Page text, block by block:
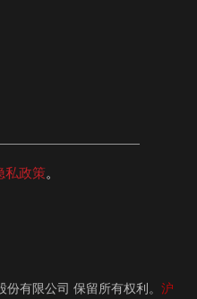
私政策。
有限公司 保留所有权利。 沪